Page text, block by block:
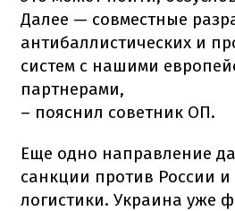
Далее — совместные
антибаллистических и
систем с нашими
партнерами,
– пояснил советник ОП.
Еще одно направление
санкции против России и
логистики. Украина уже